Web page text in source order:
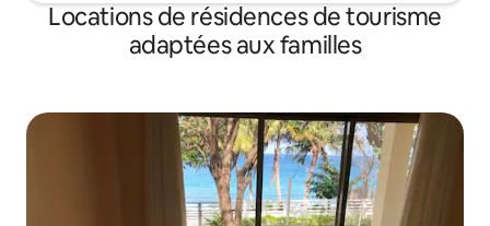
Locations de résidences de tourisme
adaptées aux familles